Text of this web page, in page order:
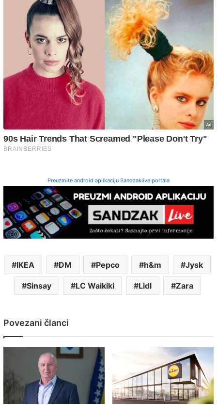
Preuzmite android aplikaciju Sandzaklive portala
IKEA DM Pepco h&m Jysk
Sinsay LC Waikiki Lidl Zara
Povezani članci